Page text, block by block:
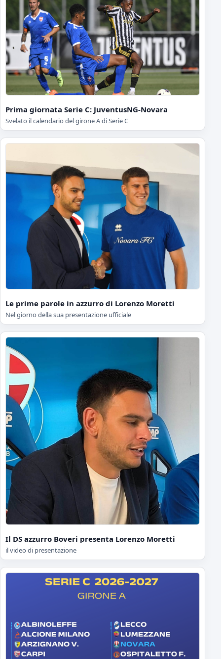
Prima giornata Serie C: JuventusNG-Novara
Svelato il calendario del girone A di Serie C
Le prime parole in azzurro di Lorenzo Moretti
Nel giorno della sua presentazione ufficiale
Il DS azzurro Boveri presenta Lorenzo Moretti
il video di presentazione